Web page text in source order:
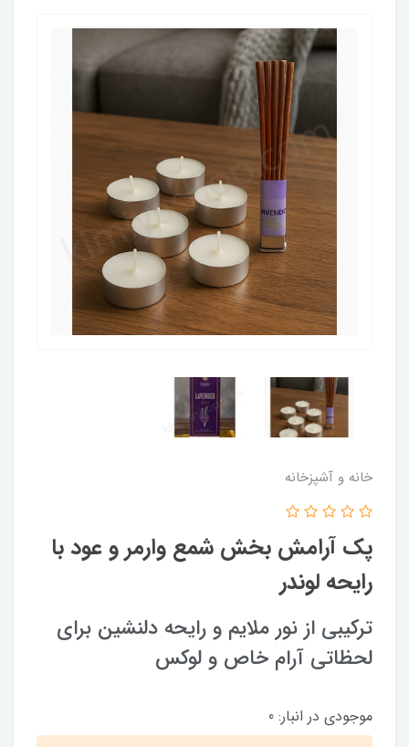
خانه و آشپزخانه
پک آرامش‌ بخش شمع وارمر و عود با
رایحه لوندر
ترکیبی از نور ملایم و رایحه دلنشین برای
لحظاتی آرام خاص و لوکس
موجودی در انبار: 0